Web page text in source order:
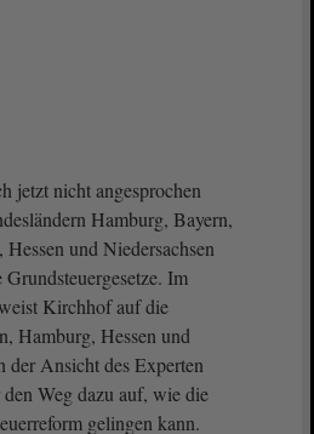
jetzt nicht angesprochen
Hamburg, Bayern,
und Niedersachsen
Im
Kirchhof auf die
Hamburg, Hessen und
der Ansicht des Experten
Weg dazu auf, wie die
gelingen kann.